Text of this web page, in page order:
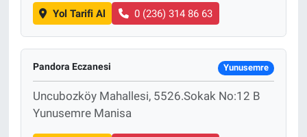
Yol Tarifi Al 0 (236) 314 86 63
Pandora Eczanesi Yunusemre
Uncubozköy Mahallesi, 5526.Sokak No:12 B
Yunusemre Manisa